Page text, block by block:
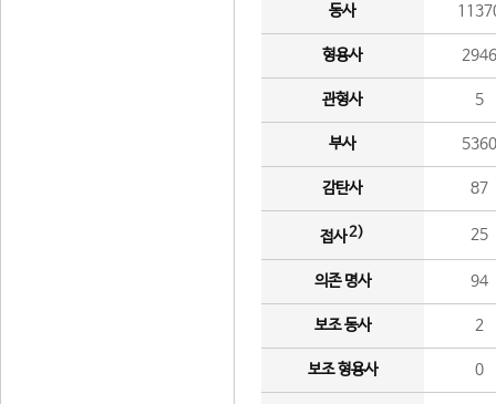
동사
형용사 2946
관형사 5
부사 5360
감탄사 87
접사2) 25
의존 명사 94
보조 동사 2
보조 형용사 0